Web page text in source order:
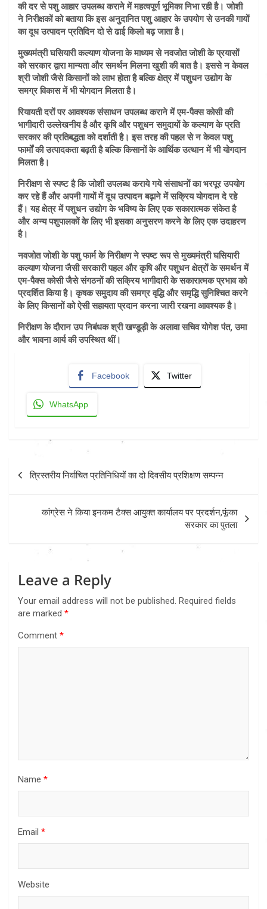
की दर से पशु आहार उपलब्ध कराने में महत्वपूर्ण भूमिका निभा रही है। जोशी
ने निरीक्षकों को बताया कि इस अनुदानित पशु आहार के उपयोग से उनकी गायों
का दूध उत्पादन प्रतिदिन दो से ढाई किलो बढ़ जाता है।
मुख्यमंत्री घसियारी कल्याण योजना के माध्यम से नवजोत जोशी के प्रयासों
को सरकार द्वारा मान्यता और समर्थन मिलना खुशी की बात है। इससे न केवल
श्री जोशी जैसे किसानों को लाभ होता है बल्कि क्षेत्र में पशुधन उद्योग के
समग्र विकास में भी योगदान मिलता है।
रियायती दरों पर आवश्यक संसाधन उपलब्ध कराने में एम-पैक्स कोसी की
भागीदारी उल्लेखनीय है और कृषि और पशुधन समुदायों के कल्याण के प्रति
सरकार की प्रतिबद्धता को दर्शाती है। इस तरह की पहल से न केवल पशु
फार्मों की उत्पादकता बढ़ती है बल्कि किसानों के आर्थिक उत्थान में भी योगदान
मिलता है।
निरीक्षण से स्पष्ट है कि जोशी उपलब्ध कराये गये संसाधनों का भरपूर उपयोग
कर रहे हैं और अपनी गायों में दूध उत्पादन बढ़ाने में सक्रिय योगदान दे रहे
हैं। यह क्षेत्र में पशुधन उद्योग के भविष्य के लिए एक सकारात्मक संकेत है
और अन्य पशुपालकों के लिए भी इसका अनुसरण करने के लिए एक उदाहरण
है।
नवजोत जोशी के पशु फार्म के निरीक्षण ने स्पष्ट रूप से मुख्यमंत्री घसियारी
कल्याण योजना जैसी सरकारी पहल और कृषि और पशुधन क्षेत्रों के समर्थन में
एम-पैक्स कोसी जैसे संगठनों की सक्रिय भागीदारी के सकारात्मक प्रभाव को
प्रदर्शित किया है। कृषक समुदाय की समग्र वृद्धि और समृद्धि सुनिश्चित करने
के लिए किसानों को ऐसी सहायता प्रदान करना जारी रखना आवश्यक है।
निरीक्षण के दौरान उप निबंधक श्री खण्डूड़ी के अलावा सचिव योगेश पंत, उमा
और भावना आर्य की उपस्थित थीं।
Facebook Twitter
WhatsApp
Post
navigation
त्रिस्तरीय निर्वाचित प्रतिनिधियों का दो दिवसीय प्रशिक्षण सम्पन्न
कांग्रेस ने किया इनकम टैक्स आयुक्त कार्यालय पर प्रदर्शन,फूंका
सरकार का पुतला
Leave a Reply
Your email address will not be published. Required fields
are marked *
Comment *
Name *
Email *
Website